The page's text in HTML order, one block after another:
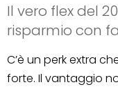
Il vero flex del
risparmio con
C’è un perk extra
forte. Il vantaggio